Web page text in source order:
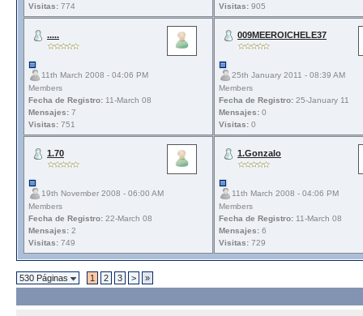
Visitas: 774
Visitas: 905
.....
11th March 2008 - 04:06 PM
Members
Fecha de Registro: 11-March 08
Mensajes: 7
Visitas: 751
009MEEROICHELE37
25th January 2011 - 08:39 AM
Members
Fecha de Registro: 25-January 11
Mensajes: 0
Visitas: 0
1.70
19th November 2008 - 06:00 AM
Members
Fecha de Registro: 22-March 08
Mensajes: 2
Visitas: 749
1.Gonzalo
11th March 2008 - 04:06 PM
Members
Fecha de Registro: 11-March 08
Mensajes: 6
Visitas: 729
530 Páginas 1 2 3 > »